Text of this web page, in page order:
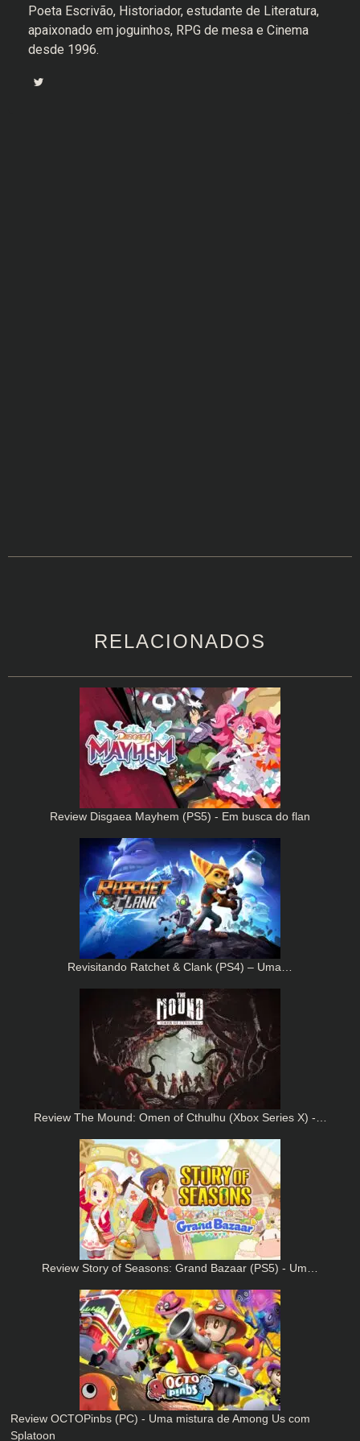
Poeta Escrivão, Historiador, estudante de Literatura,
apaixonado em joguinhos, RPG de mesa e Cinema
desde 1996.
RELACIONADOS
Review Disgaea Mayhem (PS5) - Em busca do flan
Revisitando Ratchet & Clank (PS4) – Uma…
Review The Mound: Omen of Cthulhu (Xbox Series X) -…
Review Story of Seasons: Grand Bazaar (PS5) - Um…
Review OCTOPinbs (PC) - Uma mistura de Among Us com
Splatoon